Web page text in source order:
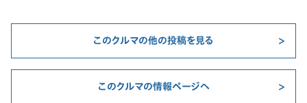
このクルマの他の投稿を見る
このクルマの情報ページへ